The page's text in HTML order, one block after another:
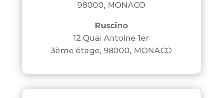
98000, MONACO
Ruscino
12 Quai Antoine 1er
3ème étage, 98000, MONACO